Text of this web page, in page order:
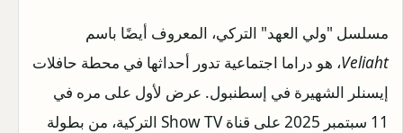
مسلسل "ولي العهد" التركي، المعروف أيضًا باسم
Veliaht، هو دراما اجتماعية تدور أحداثها في محطة حافلات
إيسنلر الشهيرة في إسطنبول. عرض لأول على مره في
11 سبتمبر 2025 على قناة Show TV التركية، من بطولة